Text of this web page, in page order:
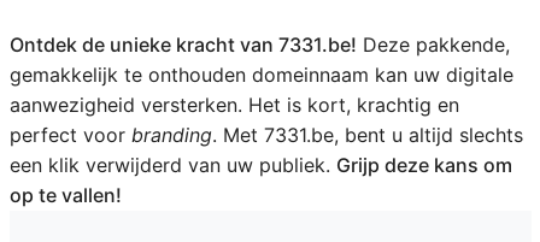
Ontdek de unieke kracht van 7331.be! Deze pakkende,
gemakkelijk te onthouden domeinnaam kan uw digitale
aanwezigheid versterken. Het is kort, krachtig en
perfect voor branding. Met 7331.be, bent u altijd slechts
een klik verwijderd van uw publiek. Grijp deze kans om
op te vallen!